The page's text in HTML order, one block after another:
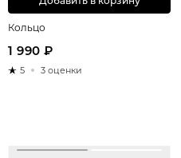
Кольцо
1 990 ₽
5 3 оценки